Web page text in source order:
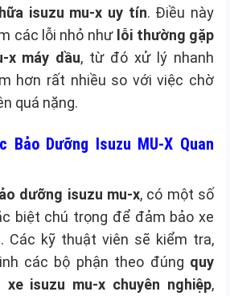
isuzu mu-x uy tín. Điều này
các lỗi nhỏ như lỗi thường gặp
x máy dầu, từ đó xử lý nhanh
hơn rất nhiều so với việc chờ
quá nặng.
Bảo Dưỡng Isuzu MU-X Quan
dưỡng isuzu mu-x, có một số
biệt chú trọng để đảm bảo xe
Các kỹ thuật viên sẽ kiểm tra,
các bộ phận theo đúng quy
isuzu mu-x chuyên nghiệp,